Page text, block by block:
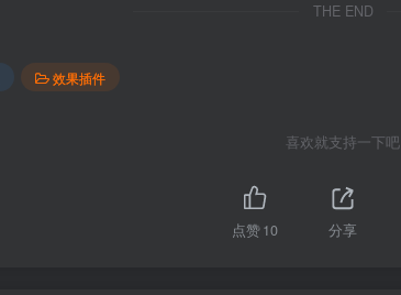
THE END
效果插件
喜欢就支持一下吧
点赞10 分享